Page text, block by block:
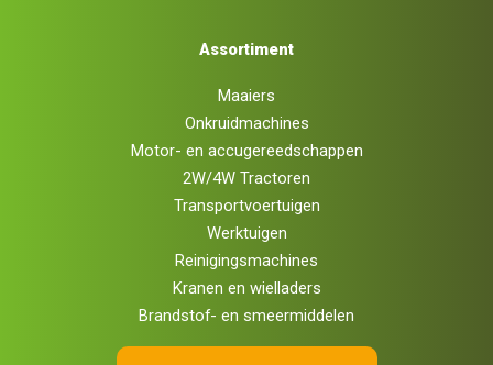
Assortiment
Maaiers
Onkruidmachines
Motor- en accugereedschappen
2W/4W Tractoren
Transportvoertuigen
Werktuigen
Reinigingsmachines
Kranen en wielladers
Brandstof- en smeermiddelen